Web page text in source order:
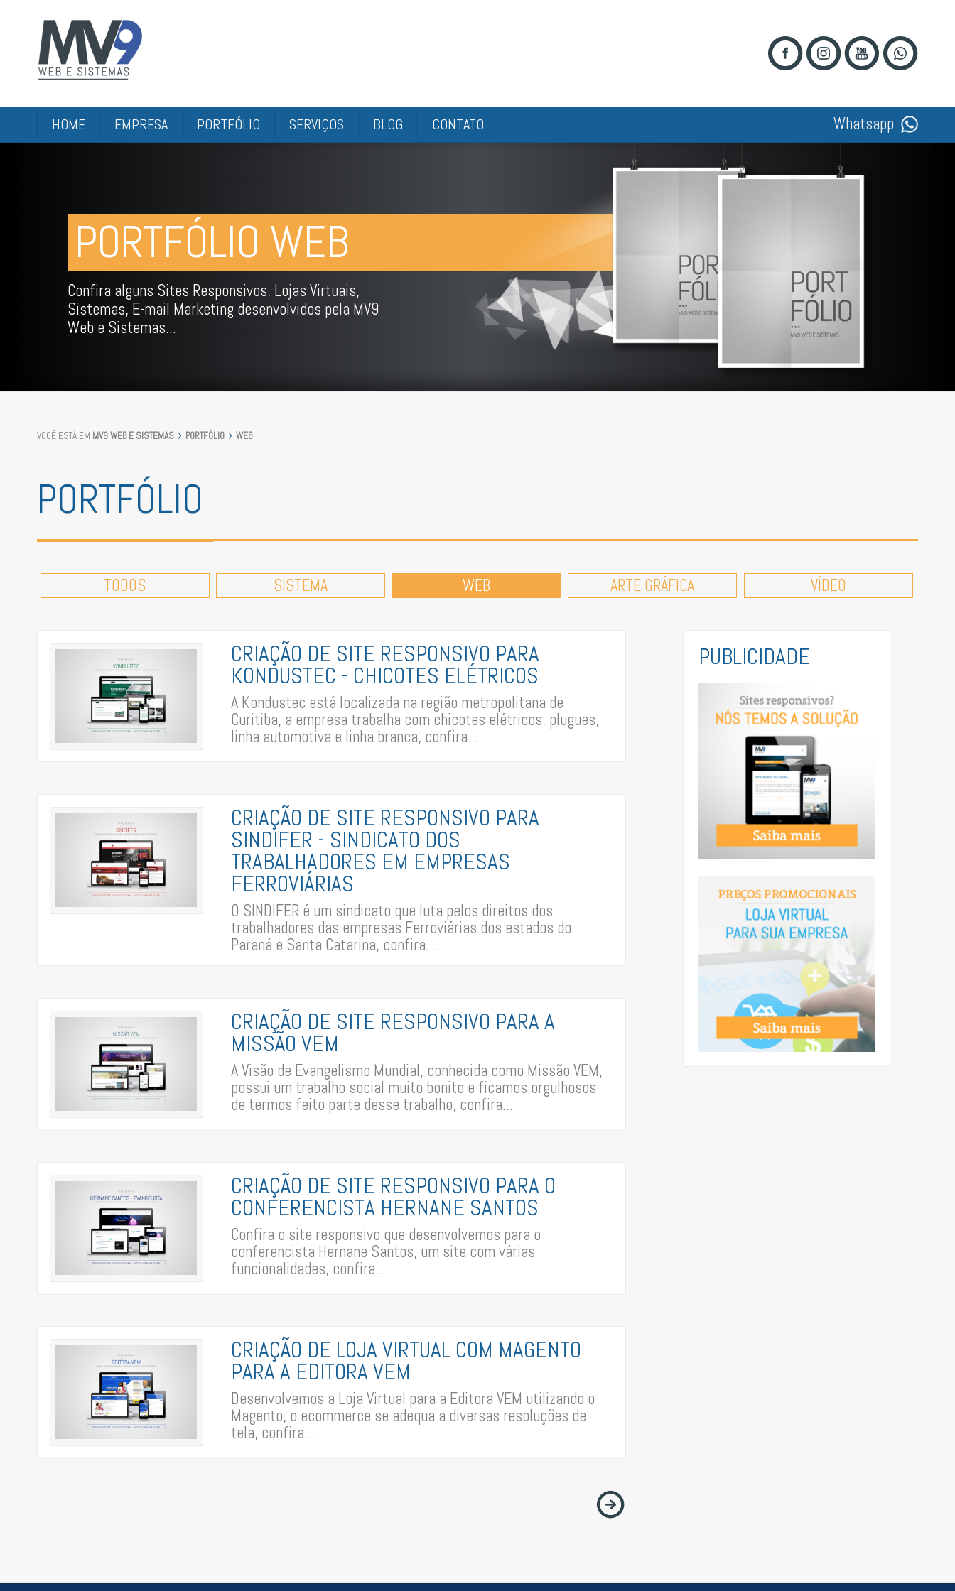
HOME EMPRESA PORTFÓLIO SERVIÇOS BLOG CONTATO Whatsapp
PORTFÓLIO WEB
Confira alguns Sites Responsivos, Lojas Virtuais,
Sistemas, E-mail Marketing desenvolvidos pela MV9
Web e Sistemas...
VOCÊ ESTÁ EM MV9 WEB E SISTEMAS PORTFÓLIO WEB
PORTFÓLIO
TODOS SISTEMA WEB ARTE GRÁFICA VÍDEO
CRIAÇÃO DE SITE RESPONSIVO PARA
KONDUSTEC - CHICOTES ELÉTRICOS
A Kondustec está localizada na região metropolitana de
Curitiba, a empresa trabalha com chicotes elétricos, plugues,
linha automotiva e linha branca, confira...
CRIAÇÃO DE SITE RESPONSIVO PARA
SINDIFER - SINDICATO DOS
TRABALHADORES EM EMPRESAS
FERROVIÁRIAS
O SINDIFER é um sindicato que luta pelos direitos dos
trabalhadores das empresas Ferroviárias dos estados do
Paraná e Santa Catarina, confira...
CRIAÇÃO DE SITE RESPONSIVO PARA A
MISSÃO VEM
A Visão de Evangelismo Mundial, conhecida como Missão VEM,
possui um trabalho social muito bonito e ficamos orgulhosos
de termos feito parte desse trabalho, confira...
CRIAÇÃO DE SITE RESPONSIVO PARA O
CONFERENCISTA HERNANE SANTOS
Confira o site responsivo que desenvolvemos para o
conferencista Hernane Santos, um site com várias
funcionalidades, confira...
CRIAÇÃO DE LOJA VIRTUAL COM MAGENTO
PARA A EDITORA VEM
Desenvolvemos a Loja Virtual para a Editora VEM utilizando o
Magento, o ecommerce se adequa a diversas resoluções de
tela, confira...
PUBLICIDADE